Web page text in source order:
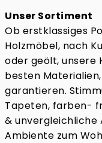
Unser Sortiment
Ob erstklassiges
Holzmöbel, nach
oder geölt, unsere
besten
garantieren.
Tapeten, farben-
& unvergleichliche
Ambiente zum